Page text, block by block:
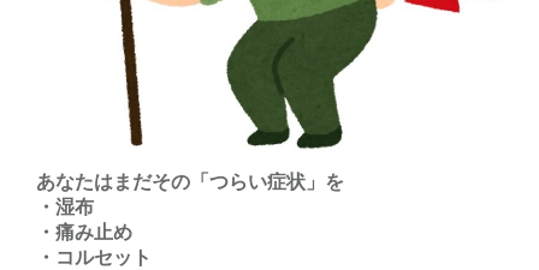
あなたはまだその「つらい症状」を
・湿布
・痛み止め
・コルセット